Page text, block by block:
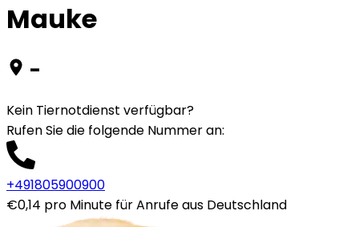
Mauke
-
Kein Tiernotdienst verfügbar?
Rufen Sie die folgende Nummer an:
+491805900900
€0,14 pro Minute für Anrufe aus Deutschland